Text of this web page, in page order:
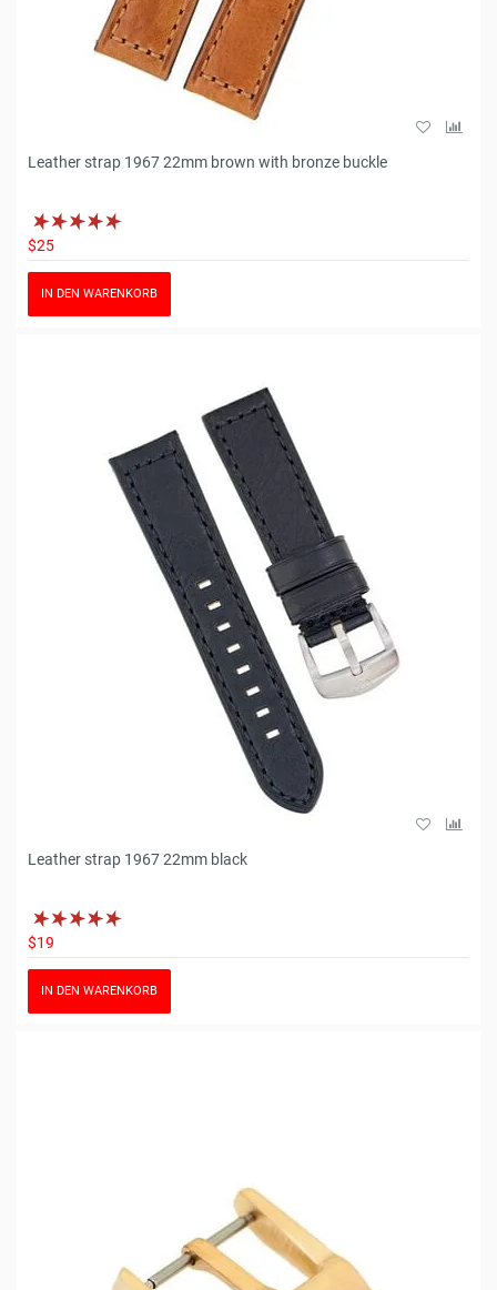
Leather strap 1967 22mm brown with bronze buckle
$25
IN DEN WARENKORB
Leather strap 1967 22mm black
$19
IN DEN WARENKORB